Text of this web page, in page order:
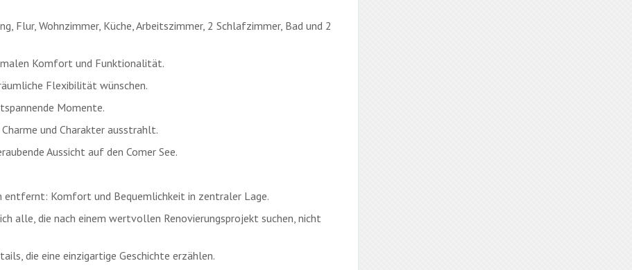
Flur, Wohnzimmer, Küche, Arbeitszimmer, 2 Schlafzimmer, Bad und 2
Komfort und Funktionalität.
Flexibilität wünschen.
Momente.
und Charakter ausstrahlt.
Aussicht auf den Comer See.
Komfort und Bequemlichkeit in zentraler Lage.
alle, die nach einem wertvollen Renovierungsprojekt suchen, nicht
die eine einzigartige Geschichte erzählen.